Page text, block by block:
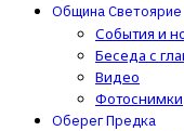
Община Светоярие
События и
Беседа с
Видео
Фотоснимки
Оберег Предка